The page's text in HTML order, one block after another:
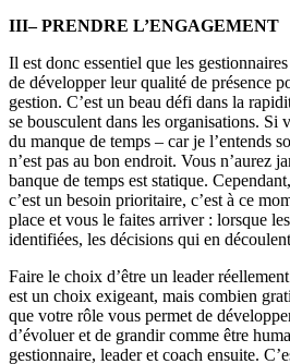
III– PRENDRE L’ENGAGEMENT
Il est donc essentiel que les
de développer leur qualité de présence
gestion. C’est un beau défi dans la
se bousculent dans les organisations. Si
du manque de temps – car je l’entends
n’est pas au bon endroit. Vous n’aurez
banque de temps est statique.
c’est un besoin prioritaire, c’est à ce
place et vous le faites arriver : lorsque
identifiées, les décisions qui en
Faire le choix d’être un leader
est un choix exigeant, mais combien
que votre rôle vous permet de
d’évoluer et de grandir comme être
gestionnaire, leader et coach ensuite.